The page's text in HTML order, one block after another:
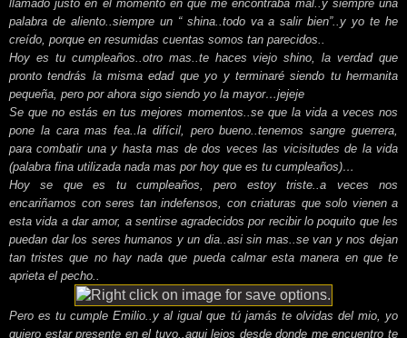
llamado justo en el momento en que me encontraba mal..y siempre una
palabra de aliento..siempre un “ shina..todo va a salir bien”..y yo te he
creído, porque en resumidas cuentas somos tan parecidos..
Hoy es tu cumpleaños..otro mas..te haces viejo shino, la verdad que
pronto tendrás la misma edad que yo y terminaré siendo tu hermanita
pequeña, pero por ahora sigo siendo yo la mayor…jejeje
Se que no estás en tus mejores momentos..se que la vida a veces nos
pone la cara mas fea..la difícil, pero bueno..tenemos sangre guerrera,
para combatir una y hasta mas de dos veces las vicisitudes de la vida
(palabra fina utilizada nada mas por hoy que es tu cumpleaños)…
Hoy se que es tu cumpleaños, pero estoy triste..a veces nos
encariñamos con seres tan indefensos, con criaturas que solo vienen a
esta vida a dar amor, a sentirse agradecidos por recibir lo poquito que les
puedan dar los seres humanos y un dia..asi sin mas..se van y nos dejan
tan tristes que no hay nada que pueda calmar esta manera en que te
aprieta el pecho..
Pero es tu cumple Emilio..y al igual que tú jamás te olvidas del mio, yo
quiero estar presente en el tuyo..aqui lejos desde donde me encuentro te